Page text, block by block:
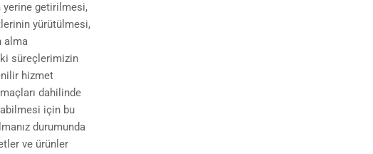
yerine getirilmesi,
yürütülmesi,
alma
süreçlerimizin
hizmet
dahilinde
için bu
durumunda
ve ürünler